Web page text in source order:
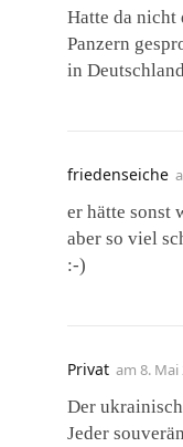
Hatte da nicht
Panzern
in
friedenseiche
er hätte sonst
aber so viel
:-)
Privat am 8. Mai
Der
Jeder